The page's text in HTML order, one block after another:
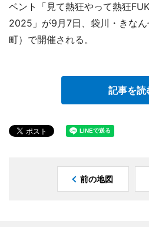
ベント「見て熱狂やって熱狂
2025」が9月7日、袋川・きな
町）で開催される。
記事を読
前の地図